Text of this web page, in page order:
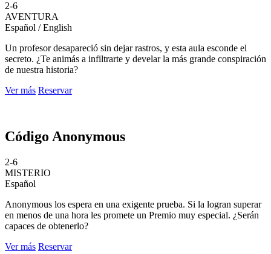
2-6
AVENTURA
Español / English
Un profesor desapareció sin dejar rastros, y esta aula esconde el
secreto. ¿Te animás a infiltrarte y develar la más grande conspiración
de nuestra historia?
Ver más Reservar
Código Anonymous
2-6
MISTERIO
Español
Anonymous los espera en una exigente prueba. Si la logran superar
en menos de una hora les promete un Premio muy especial. ¿Serán
capaces de obtenerlo?
Ver más Reservar